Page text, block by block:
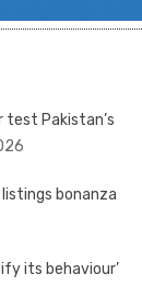
test Pakistan’s
listings bonanza
its behaviour’